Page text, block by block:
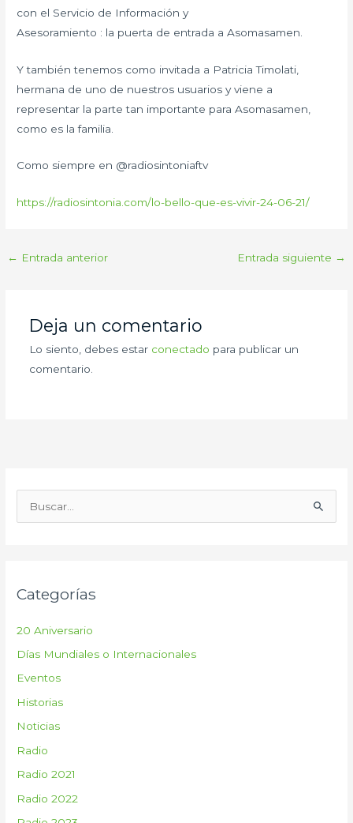
con el Servicio de Información y
Asesoramiento : la puerta de entrada a Asomasamen.
Y también tenemos como invitada a Patricia Timolati,
hermana de uno de nuestros usuarios y viene a
representar la parte tan importante para Asomasamen,
como es la familia.
Como siempre en @radiosintoniaftv
https://radiosintonia.com/lo-bello-que-es-vivir-24-06-21/
← Entrada anterior Entrada siguiente →
Deja un comentario
Lo siento, debes estar conectado para publicar un
comentario.
a
p
o
r
:
Categorías
20 Aniversario
Días Mundiales o Internacionales
Eventos
Historias
Noticias
Radio
Radio 2021
Radio 2022